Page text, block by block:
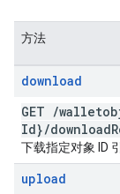
方法
download
GET /
Id}/download
下载指定对象 ID
upload